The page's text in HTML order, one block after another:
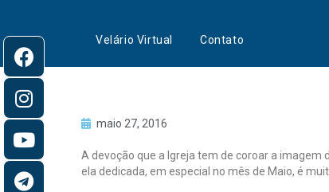
Velário Virtual Contato
maio 27, 2016
A devoção que a Igreja tem de coroar a
ela dedicada, em especial no mês de Maio, é